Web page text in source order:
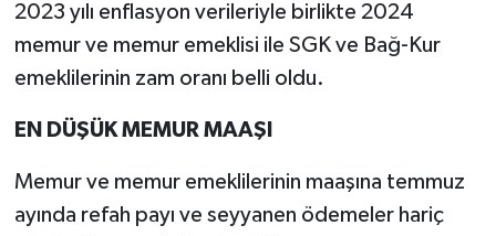
2023 yılı enflasyon verileriyle birlikte 2024
memur ve memur emeklisi ile SGK ve Bağ-Kur
emeklilerinin zam oranı belli oldu.
EN DÜŞÜK MEMUR MAAŞI
Memur ve memur emeklilerinin maaşına temmuz
ayında refah payı ve seyyanen ödemeler hariç
TEKNOLOJİ